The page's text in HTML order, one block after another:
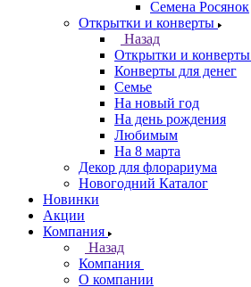
Семена Росянок
Открытки и конверты
Назад
Открытки и конверты
Конверты для денег
Семье
На новый год
На день рождения
Любимым
На 8 марта
Декор для флорариума
Новогодний Каталог
Новинки
Акции
Компания
Назад
Компания
О компании